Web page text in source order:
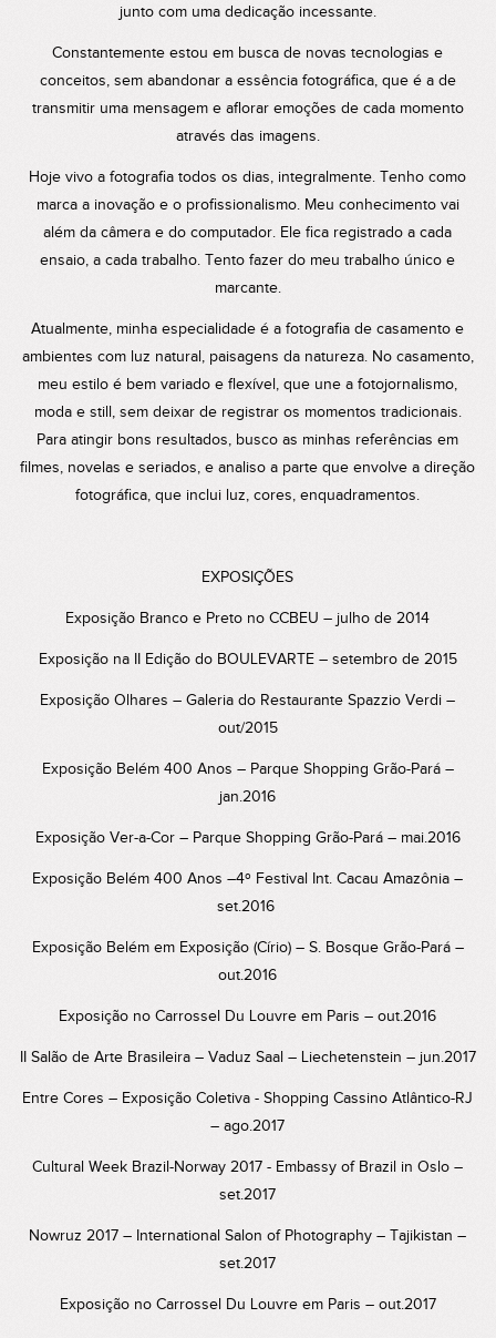
junto com uma dedicação incessante.
Constantemente estou em busca de novas tecnologias e
conceitos, sem abandonar a essência fotográfica, que é a de
transmitir uma mensagem e aflorar emoções de cada momento
através das imagens.
Hoje vivo a fotografia todos os dias, integralmente. Tenho como
marca a inovação e o profissionalismo. Meu conhecimento vai
além da câmera e do computador. Ele fica registrado a cada
ensaio, a cada trabalho. Tento fazer do meu trabalho único e
marcante.
Atualmente, minha especialidade é a fotografia de casamento e
ambientes com luz natural, paisagens da natureza. No casamento,
meu estilo é bem variado e flexível, que une a fotojornalismo,
moda e still, sem deixar de registrar os momentos tradicionais.
Para atingir bons resultados, busco as minhas referências em
filmes, novelas e seriados, e analiso a parte que envolve a direção
fotográfica, que inclui luz, cores, enquadramentos.
EXPOSIÇÕES
Exposição Branco e Preto no CCBEU – julho de 2014
Exposição na II Edição do BOULEVARTE – setembro de 2015
Exposição Olhares – Galeria do Restaurante Spazzio Verdi –
out/2015
Exposição Belém 400 Anos – Parque Shopping Grão-Pará –
jan.2016
Exposição Ver-a-Cor – Parque Shopping Grão-Pará – mai.2016
Exposição Belém 400 Anos –4º Festival Int. Cacau Amazônia –
set.2016
Exposição Belém em Exposição (Círio) – S. Bosque Grão-Pará –
out.2016
Exposição no Carrossel Du Louvre em Paris – out.2016
II Salão de Arte Brasileira – Vaduz Saal – Liechetenstein – jun.2017
Entre Cores – Exposição Coletiva - Shopping Cassino Atlântico-RJ
– ago.2017
Cultural Week Brazil-Norway 2017 - Embassy of Brazil in Oslo –
set.2017
Nowruz 2017 – International Salon of Photography – Tajikistan –
set.2017
Exposição no Carrossel Du Louvre em Paris – out.2017